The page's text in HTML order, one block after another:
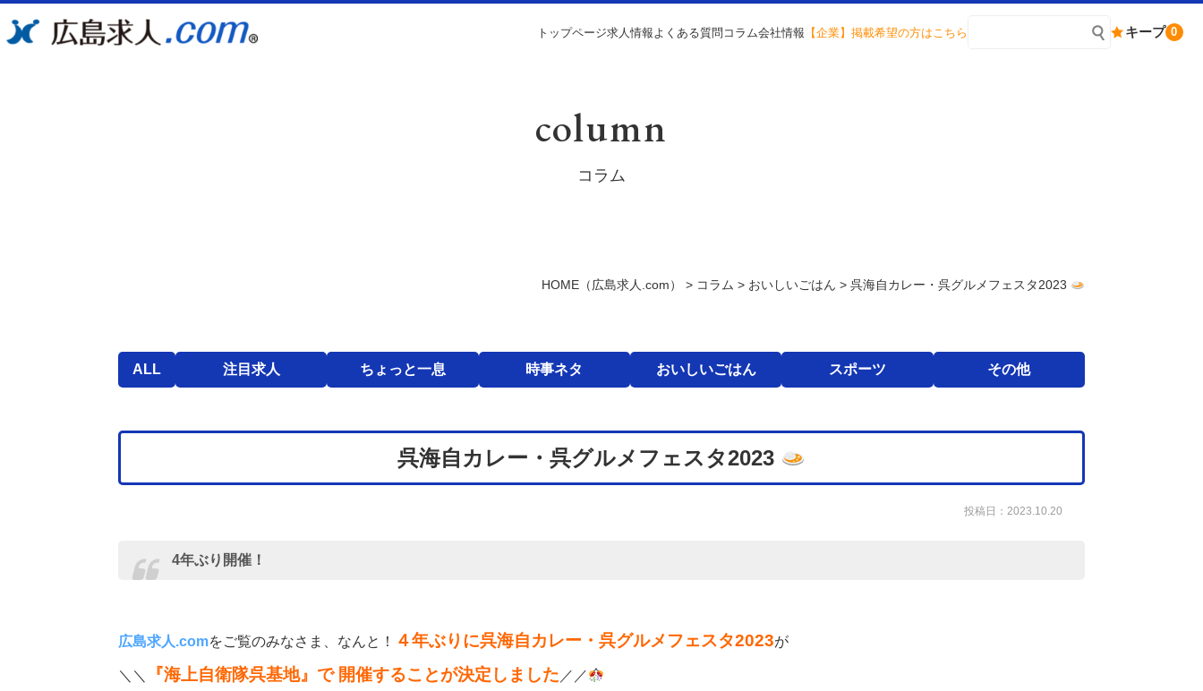
トップページ求人情報よくある質問 コラム会社情報 【企業】掲載希望の方はこちら キープ 0
column
コラム
HOME （広島求人.com） > コラム > おいしいごはん >呉海自カレー・呉グルメフェスタ2023
ALL 注目求人 ちょっと一息 時事ネタ おいしいごはん スポーツ その他
呉海自カレー・呉グルメフェスタ2023
投稿日：2023.10.20
4年ぶり開催！
広島求人.comをご覧のみなさま、なんと！ ４年ぶりに呉海自カレー・呉グルメフェスタ2023が
＼＼ 『海上自衛隊呉基地』で 開催することが決定しました ／／